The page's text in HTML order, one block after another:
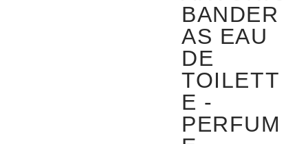
BANDER
AS EAU
DE
TOILETT
E -
PERFUM